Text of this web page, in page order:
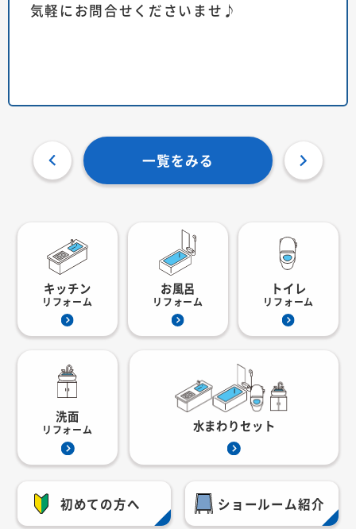
気軽にお問合せくださいませ♪
一覧をみる
キッチン
リフォーム
お風呂
リフォーム
トイレ
リフォーム
洗面
リフォーム 水まわりセット
初めての方へ ショールーム紹介